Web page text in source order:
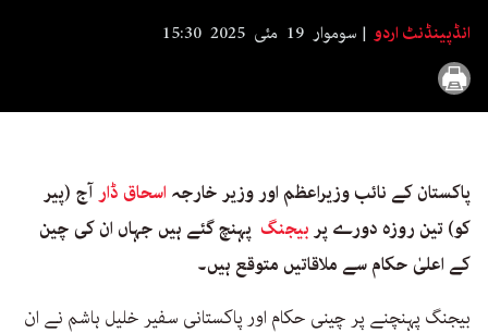
انڈپینڈنٹ اردو
سوموار 19 مئی 2025 15:30
پاکستان کے نائب وزیراعظم اور وزیر خارجہ اسحاق ڈار آج (پیر
کو) تین روزہ دورے پر بیجنگ پہنچ گئے ہیں جہاں ان کی چین
کے اعلیٰ حکام سے ملاقاتیں متوقع ہیں۔
بیجنگ پہنچنے پر چینی حکام اور پاکستانی سفیر خلیل ہاشم نے ان